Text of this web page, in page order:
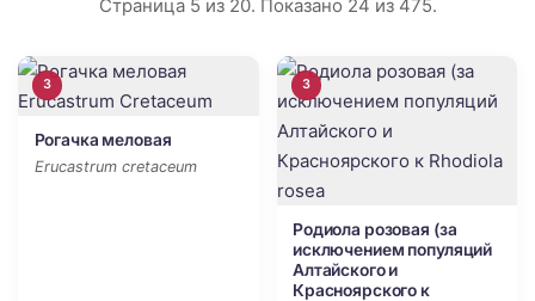
Страница 5 из 20. Показано 24 из 475.
3
Рогачка меловая
Erucastrum cretaceum
3
Родиола розовая (за
исключением популяций
Алтайского и
Красноярского к